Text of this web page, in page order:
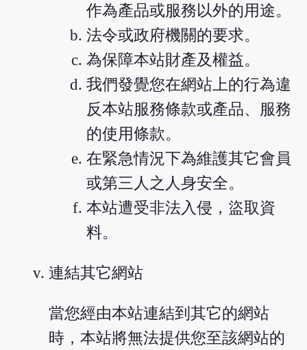
作為產品或服務以外的用途。
法令或政府機關的要求。
為保障本站財產及權益。
我們發覺您在網站上的行為違
反本站服務條款或產品、服務
的使用條款。
在緊急情況下為維護其它會員
或第三人之人身安全。
本站遭受非法入侵，盜取資
料。
連結其它網站
當您經由本站連結到其它的網站
時，本站將無法提供您至該網站的